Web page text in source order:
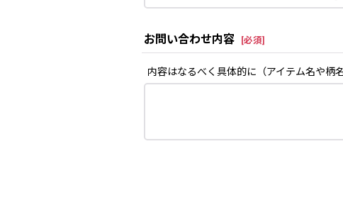
お問い合わせ内容 [必須]
内容はなるべく具体的に（アイテム名や柄